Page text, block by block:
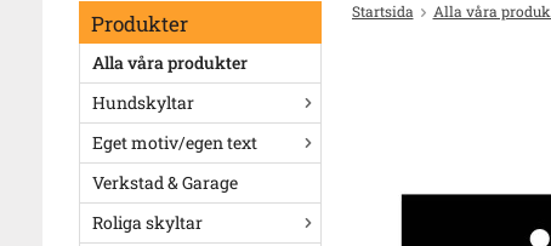
Produkter
Alla våra produkter
Hundskyltar
Eget motiv/egen text
Verkstad & Garage
Roliga skyltar
Startsida Alla våra